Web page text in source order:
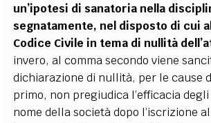
un’ipotesi di sanatoria nella
segnatamente, nel disposto di cui
Codice Civile in tema di nullità
invero, al comma secondo viene
dichiarazione di nullità, per le cause
primo, non pregiudica l’efficacia
nome della società dopo l’iscrizione